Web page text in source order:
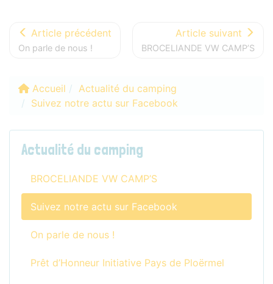
Article précédent
On parle de nous !
Article suivant
BROCELIANDE VW CAMP’S
Accueil
Actualité du camping
Suivez notre actu sur Facebook
Actualité du camping
BROCELIANDE VW CAMP’S
Suivez notre actu sur Facebook
On parle de nous !
Prêt d’Honneur Initiative Pays de Ploërmel